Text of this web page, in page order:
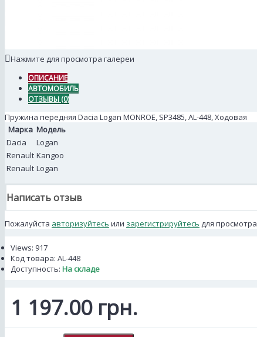
Нажмите для просмотра галереи
ОПИСАНИЕ
АВТОМОБИЛЬ
ОТЗЫВЫ (0)
Пружина передняя Dacia Logan MONROE, SP3485, AL-448, Ходовая
Марка Модель
Dacia
Logan
Renault Kangoo
Renault Logan
Написать отзыв
Пожалуйста авторизуйтесь или зарегистрируйтесь для просмотра
Views: 917
Код товара: AL-448
Доступность: На складе
1 197.00 грн.